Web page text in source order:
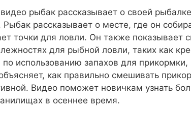
рыбак рассказывает о своей
Рыбак рассказывает о месте, где он
точки для ловли. Он также показывает
для рыбной ловли, таких как
по использованию запахов для
как правильно смешивать
Видео поможет новичкам узнать
в осеннее время.